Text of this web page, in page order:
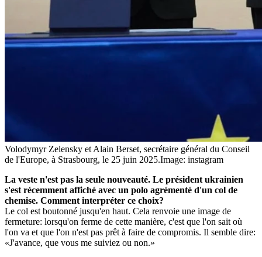
Volodymyr Zelensky et Alain Berset, secrétaire général du Conseil
de l'Europe, à Strasbourg, le 25 juin 2025.Image: instagram
La veste n'est pas la seule nouveauté. Le président ukrainien
s'est récemment affiché avec un polo agrémenté d'un col de
chemise. Comment interpréter ce choix?
Le col est boutonné jusqu'en haut. Cela renvoie une image de
fermeture: lorsqu'on ferme de cette manière, c'est que l'on sait où
l'on va et que l'on n'est pas prêt à faire de compromis. Il semble dire:
«J'avance, que vous me suiviez ou non.»